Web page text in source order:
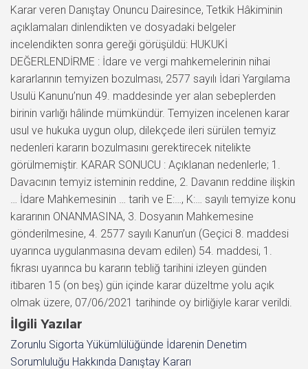
Karar veren Danıştay Onuncu Dairesince, Tetkik Hâkiminin
açıklamaları dinlendikten ve dosyadaki belgeler
incelendikten sonra gereği görüşüldü: HUKUKİ
DEĞERLENDİRME : İdare ve vergi mahkemelerinin nihai
kararlarının temyizen bozulması, 2577 sayılı İdari Yargılama
Usulü Kanunu’nun 49. maddesinde yer alan sebeplerden
birinin varlığı hâlinde mümkündür. Temyizen incelenen karar
usul ve hukuka uygun olup, dilekçede ileri sürülen temyiz
nedenleri kararın bozulmasını gerektirecek nitelikte
görülmemiştir. KARAR SONUCU : Açıklanan nedenlerle; 1.
Davacının temyiz isteminin reddine, 2. Davanın reddine ilişkin
… İdare Mahkemesinin … tarih ve E:…, K:… sayılı temyize konu
kararının ONANMASINA, 3. Dosyanın Mahkemesine
gönderilmesine, 4. 2577 sayılı Kanun’un (Geçici 8. maddesi
uyarınca uygulanmasına devam edilen) 54. maddesi, 1.
fıkrası uyarınca bu kararın tebliğ tarihini izleyen günden
itibaren 15 (on beş) gün içinde karar düzeltme yolu açık
olmak üzere, 07/06/2021 tarihinde oy birliğiyle karar verildi.
İlgili Yazılar
Zorunlu Sigorta Yükümlülüğünde İdarenin Denetim
Sorumluluğu Hakkında Danıştay Kararı